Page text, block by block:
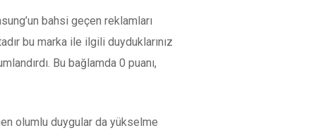
bahsi geçen reklamları
bu marka ile ilgili duyduklarınız
Bu bağlamda 0 puanı,
olumlu duygular da yükselme